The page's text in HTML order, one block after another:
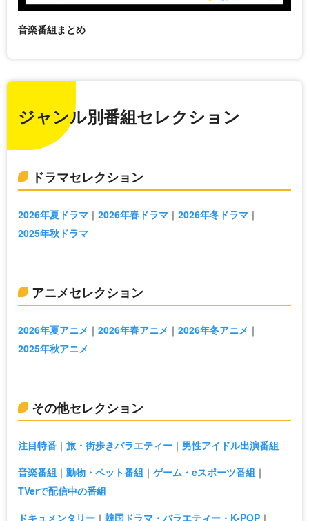
音楽番組まとめ
ジャンル別番組セレクション
ドラマセレクション
2026年夏ドラマ 2026年春ドラマ
2026年冬ドラマ
2025年秋ドラマ
アニメセレクション
2026年夏アニメ 2026年春アニメ
2026年冬アニメ
2025年秋アニメ
その他セレクション
注目特番 旅・街歩きバラエティー
男性アイドル出演番組
音楽番組
動物・ペット番組
ゲーム・eスポーツ番組
TVerで配信中の番組
ドキュメンタリー
韓国ドラマ・バラエティー・K-POP